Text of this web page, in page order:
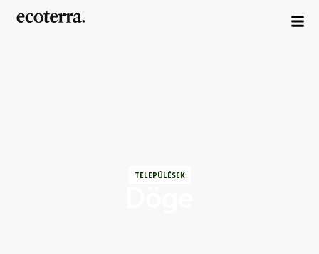
TELEPÜLÉSEK